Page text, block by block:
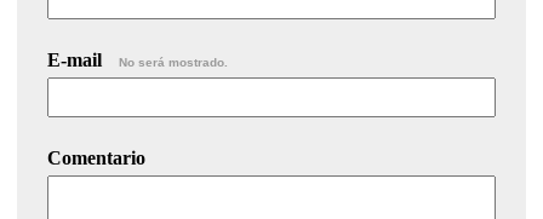
E-mail No será mostrado.
Comentario